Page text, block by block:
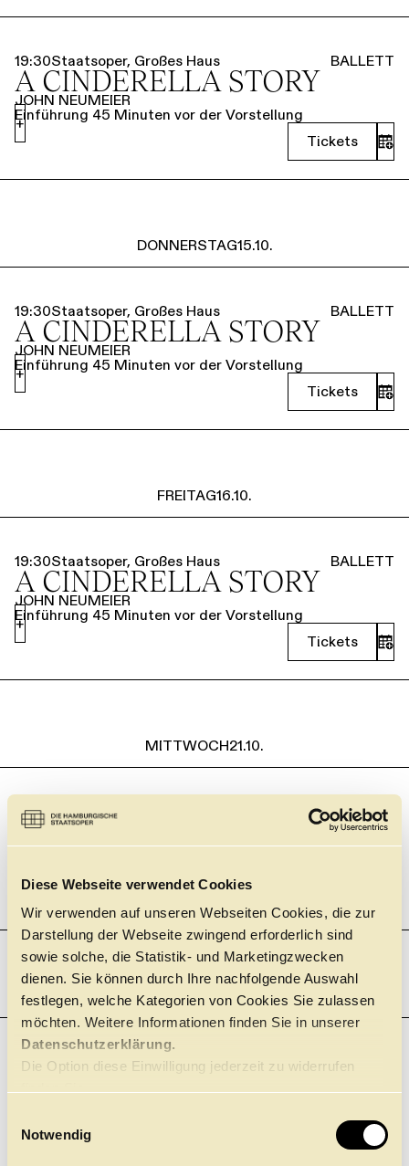
Diese Webseite verwendet Cookies
Wir verwenden auf unseren Webseiten Cookies, die zur
Darstellung der Webseite zwingend erforderlich sind
sowie solche, die Statistik- und Marketingzwecken
dienen. Sie können durch Ihre nachfolgende Auswahl
festlegen, welche Kategorien von Cookies Sie zulassen
möchten. Weitere Informationen finden Sie in unserer
Datenschutzerklärung.
Die Option diese Einwilligung jederzeit zu widerrufen
Notwendig
19:30Staatsoper, Großes Haus BALLETT
A CINDERELLA STORY
JOHN NEUMEIER
Einführung 45 Minuten vor der Vorstellung
Tickets
+
DONNERSTAG15.10.
19:30Staatsoper, Großes Haus BALLETT
A CINDERELLA STORY
JOHN NEUMEIER
Einführung 45 Minuten vor der Vorstellung
Tickets
+
FREITAG16.10.
19:30Staatsoper, Großes Haus BALLETT
A CINDERELLA STORY
JOHN NEUMEIER
Einführung 45 Minuten vor der Vorstellung
Tickets
+
MITTWOCH21.10.
19:00 Staatsoper, Großes Haus BALLETT
DIE KAMELIEN­DAME
JOHN NEUMEIER
DONNERSTAG 22.10.
19:00
BALLETT
CLICK in
Wir informieren im Servicebereich der Website über aktuelle
Vorverkaufstermine.